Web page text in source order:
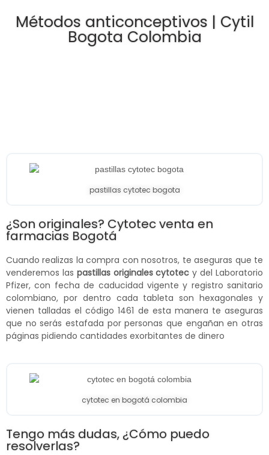
Métodos anticonceptivos | Cytil
Bogota Colombia
pastillas cytotec bogota
¿Son originales? Cytotec venta en
farmacias Bogotá
Cuando realizas la compra con nosotros, te aseguras que te
venderemos las pastillas originales cytotec y del Laboratorio
Pfizer, con fecha de caducidad vigente y registro sanitario
colombiano, por dentro cada tableta son hexagonales y
vienen talladas el código 1461 de esta manera te aseguras
que no serás estafada por personas que engañan en otras
páginas pidiendo cantidades exorbitantes de dinero
cytotec en bogotá colombia
Tengo más dudas, ¿Cómo puedo
resolverlas?